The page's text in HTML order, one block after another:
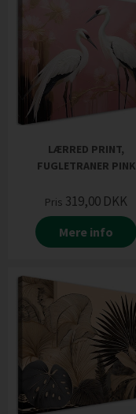
LÆRRED PRINT,
FUGLETRANER PINK
Pris 319,00 DKK
Mere info